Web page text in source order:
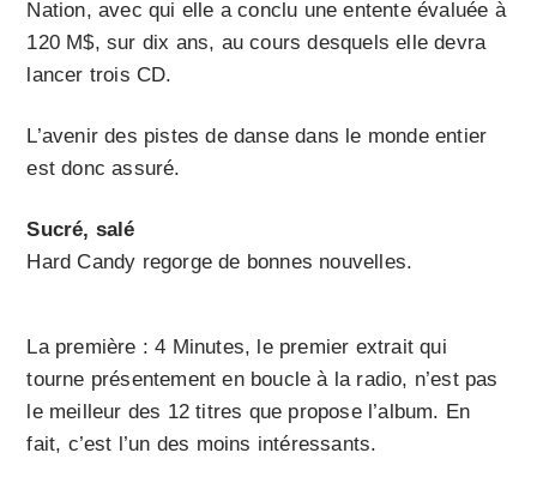
Nation, avec qui elle a conclu une entente évaluée à
120 M$, sur dix ans, au cours desquels elle devra
lancer trois CD.
L’avenir des pistes de danse dans le monde entier
est donc assuré.
Sucré, salé
Hard Candy regorge de bonnes nouvelles.
La première : 4 Minutes, le premier extrait qui
tourne présentement en boucle à la radio, n’est pas
le meilleur des 12 titres que propose l’album. En
fait, c’est l’un des moins intéressants.